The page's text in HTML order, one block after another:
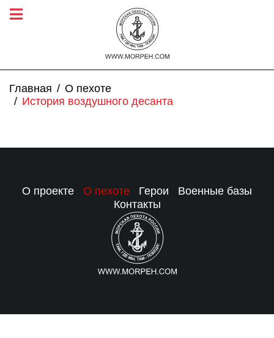
Главная
О пехоте
История воздушного десанта
О проекте О пехоте Герои
Военные базы
Контакты